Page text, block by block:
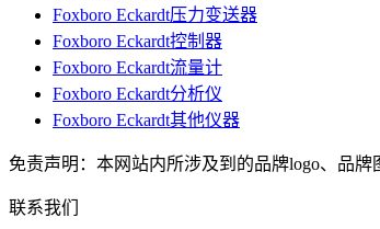
Foxboro Eckardt压力变送器
Foxboro Eckardt控制器
Foxboro Eckardt流量计
Foxboro Eckardt分析仪
Foxboro Eckardt其他仪器
免责声明：本网站内所涉及到的品牌logo、品牌
联系我们